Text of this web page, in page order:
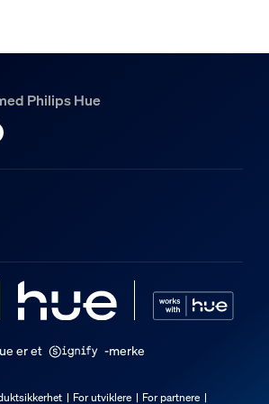
ambiance Perifo sylinderspotlight
Philips Hue
er et -merke
For utviklere For partnere